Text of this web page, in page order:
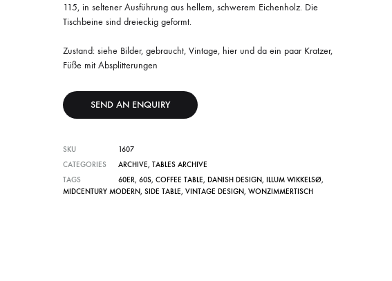
115, in seltener Ausführung aus hellem, schwerem Eichenholz. Die
Tischbeine sind dreieckig geformt.
Zustand: siehe Bilder, gebraucht, Vintage, hier und da ein paar Kratzer,
Füße mit Absplitterungen
SEND AN ENQUIRY
SKU
1607
CATEGORIES
ARCHIVE, TABLES ARCHIVE
TAGS
60ER, 60S, COFFEE TABLE, DANISH DESIGN, ILLUM WIKKELSØ,
MIDCENTURY MODERN, SIDE TABLE, VINTAGE DESIGN, WONZIMMERTISCH